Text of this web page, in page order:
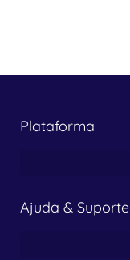
Plataforma
Ajuda & Suporte